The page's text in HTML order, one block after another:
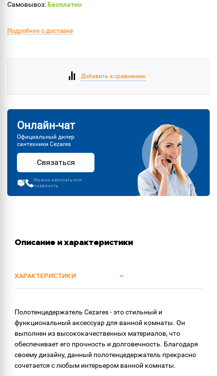
Самовывоз:Бесплатно
Подробнее о доставке
Добавить к сравнению
Онлайн-чат
Официальный дилер
сантехники Cezares
Связаться
Можно написать или
позвонить
Описание и характеристики
ХАРАКТЕРИСТИКИ
Полотенцедержатель Cezares - это стильный и
функциональный аксессуар для ванной комнаты. Он
выполнен из высококачественных материалов, что
обеспечивает его прочность и долговечность. Благодаря
своему дизайну, данный полотенцедержатель прекрасно
сочетается с любым интерьером ванной комнаты.